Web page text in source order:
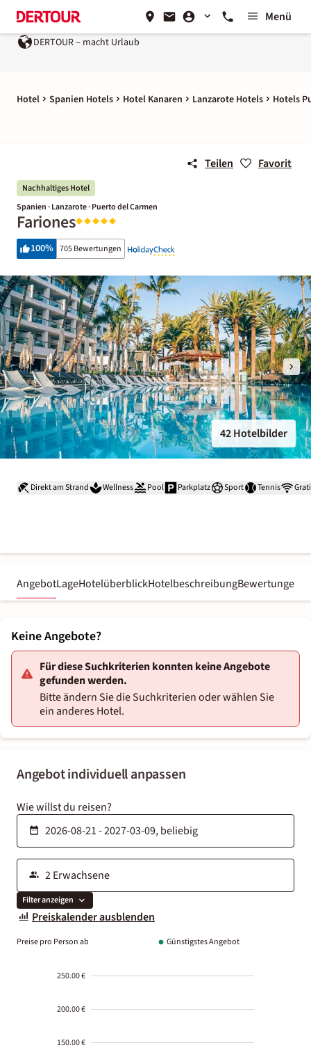
Menü
macht Urlaub Ein Unternehmen der
Hotel Spanien Hotels Hotel Kanaren Lanzarote Hotels Hotels
Teilen Favorit
Nachhaltiges Hotel
Spanien · Lanzarote · Puerto del Carmen
Fariones
100% 705 Bewertungen
42 Hotelbilder
Direkt am Strand Wellness Pool Parkplatz Sport Tennis
AngebotLageHotelüberblickHotelbeschreibungBewertungen
Angebot individuell anpassen
Wie willst du reisen?
Filter anzeigen
Preiskalender ausblenden
Preise pro Person ab Günstigstes Angebot
250.00 €
200.00 €
150.00 €
Keine Angebote?
Für diese Suchkriterien konnten keine Angebote
gefunden werden.
Bitte ändern Sie die Suchkriterien oder wählen Sie
ein anderes Hotel.